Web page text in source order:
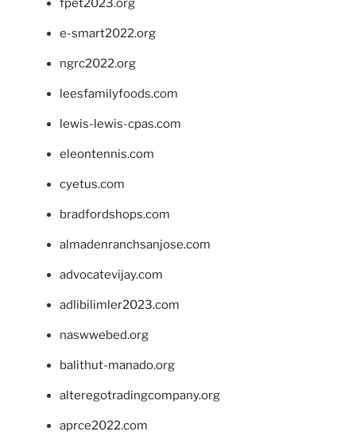
fpet2023.org
e-smart2022.org
ngrc2022.org
leesfamilyfoods.com
lewis-lewis-cpas.com
eleontennis.com
cyetus.com
bradfordshops.com
almadenranchsanjose.com
advocatevijay.com
adlibilimler2023.com
naswwebed.org
balithut-manado.org
alteregotradingcompany.org
aprce2022.com